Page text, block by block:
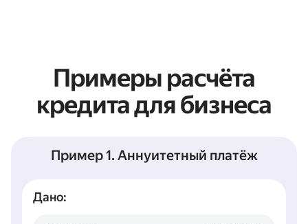
Примеры расчёта
кредита для бизнеса
Пример 1. Аннуитетный платёж
Дано: